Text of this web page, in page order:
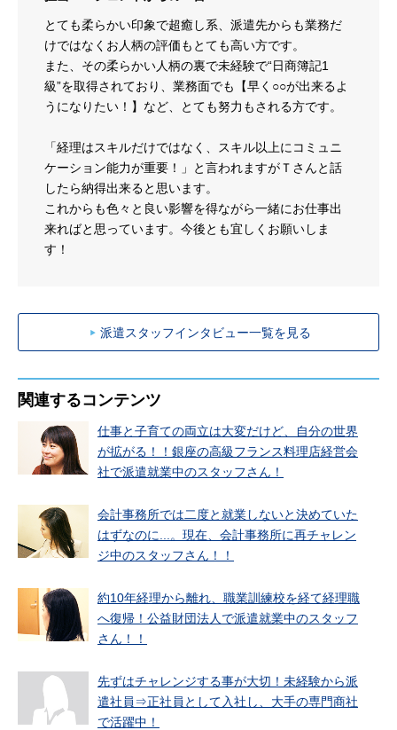
とても柔らかい印象で超癒し系、派遣先からも業務だ
けではなくお人柄の評価もとても高い方です。
また、その柔らかい人柄の裏で未経験で“日商簿記1
級”を取得されており、業務面でも【早く○○が出来るよ
うになりたい！】など、とても努力もされる方です。
「経理はスキルだけではなく、スキル以上にコミュニ
ケーション能力が重要！」と言われますがＴさんと話
したら納得出来ると思います。
これからも色々と良い影響を得ながら一緒にお仕事出
来ればと思っています。今後とも宜しくお願いしま
す！
派遣スタッフインタビュー一覧を見る
関連するコンテンツ
仕事と子育ての両立は大変だけど、自分の世界
が拡がる！！銀座の高級フランス料理店経営会
社で派遣就業中のスタッフさん！
会計事務所では二度と就業しないと決めていた
はずなのに...。現在、会計事務所に再チャレン
ジ中のスタッフさん！！
約10年経理から離れ、職業訓練校を経て経理職
へ復帰！公益財団法人で派遣就業中のスタッフ
さん！！
先ずはチャレンジする事が大切！未経験から派
遣社員⇒正社員として入社し、大手の専門商社
で活躍中！